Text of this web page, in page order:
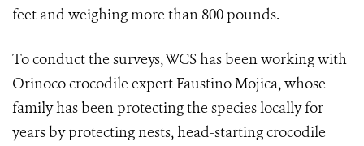
feet and weighing more than 800 pounds.
To conduct the surveys, WCS has been working with
Orinoco crocodile expert Faustino Mojica, whose
family has been protecting the species locally for
years by protecting nests, head-starting crocodile